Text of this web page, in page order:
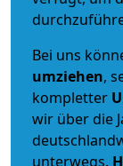
Bei uns
umziehen,
kompletter
wir über die
unterwegs.